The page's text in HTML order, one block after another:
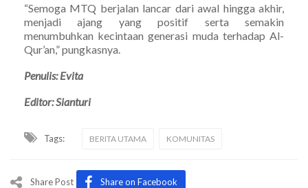
“Semoga MTQ berjalan lancar dari awal hingga akhir,
menjadi ajang yang positif serta semakin
menumbuhkan kecintaan generasi muda terhadap Al-
Qur’an,” pungkasnya.
Penulis: Evita
Editor: Sianturi
Tags: BERITA UTAMA KOMUNITAS
Share Post Share on Facebook